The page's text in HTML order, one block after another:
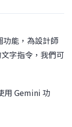
能，為設計師
字指令，我們可
用 Gemini 功